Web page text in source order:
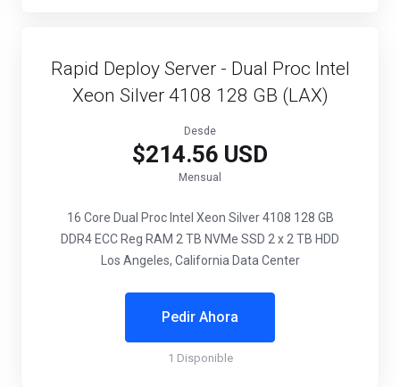
Rapid Deploy Server - Dual Proc Intel
Xeon Silver 4108 128 GB (LAX)
Desde
$214.56 USD
Mensual
16 Core Dual Proc Intel Xeon Silver 4108 128 GB
DDR4 ECC Reg RAM 2 TB NVMe SSD 2 x 2 TB HDD
Los Angeles, California Data Center
Pedir Ahora
1 Disponible